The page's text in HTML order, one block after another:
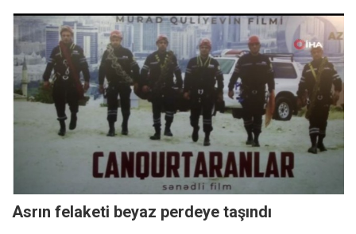
Asrın felaketi beyaz perdeye taşındı